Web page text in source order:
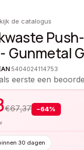
de catalogus
Gunmetal
5404024114753
eerste een
€67,37 −64%
30 dagen